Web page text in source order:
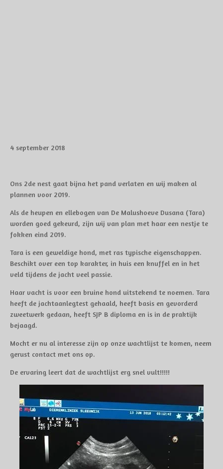
4 september 2018
Ons 2de nest gaat bijna het pand verlaten en wij maken al
plannen voor 2019.
Als de heupen en ellebogen van De Malushoeve Dusana (Tara)
worden goed gekeurd, zijn wij van plan met haar een nestje te
fokken eind 2019.
Tara is een geweldige hond, met ras typische eigenschappen.
Beschikt over een top karakter, in huis een knuffel en in het
veld tijdens de jacht veel passie.
Haar vacht is voor een bruine hond uitstekend te noemen. Tara
heeft de jachtaanlegtest gehaald, heeft basis en gevorderd
zweetwerk gedaan, heeft SJP B diploma en is in de praktijk
bejaagd.
Mocht er nu al interesse zijn op onze wachtlijst te komen, neem
gerust contact met ons op.
De ervaring leert dat de wachtlijst erg snel vult!!!!!